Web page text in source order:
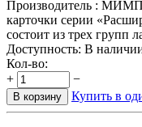
Производитель :
карточки серии
состоит из трех групп
Доступность: В
Кол-во:
+
−
В корзину Купить в